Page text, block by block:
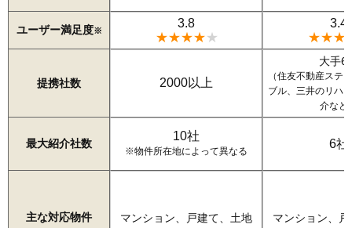
ユーザー満足度※
3.8
★★★★★
3.4
★★★
提携社数 2000以上
大手6
（住友不動産ステ
ブル、三井のリハ
介など
最大紹介社数
10社
※物件所在地によって異なる
6社
主な対応物件 マンション、戸建て、土地 マンション、